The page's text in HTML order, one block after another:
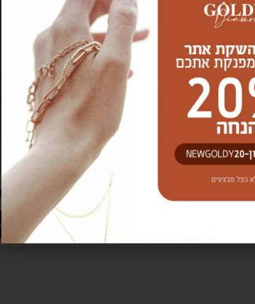
טבעת שמש